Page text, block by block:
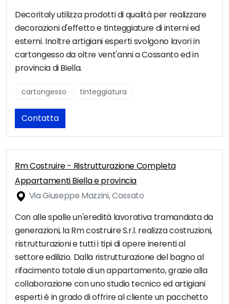
Decoritaly utilizza prodotti di qualità per realizzare
decorazioni d'effetto e tinteggiature di interni ed
esterni. Inoltre artigiani esperti svolgono lavori in
cartongesso da oltre vent'anni a Cossanto ed in
provincia di Biella.
cartongesso tinteggiatura
Contatta
Rm Costruire - Ristrutturazione Completa
Appartamenti Biella e provincia
Via Giuseppe Mazzini, Cossato
Con alle spalle un'eredità lavorativa tramandata da
generazioni, la Rm costruire S.r.l. realizza costruzioni,
ristrutturazioni e tutti i tipi di opere inerenti al
settore edilizio. Dalla ristrutturazione del bagno al
rifacimento totale di un appartamento, grazie alla
collaborazione con uno studio tecnico ed artigiani
esperti è in grado di offrire al cliente un pacchetto